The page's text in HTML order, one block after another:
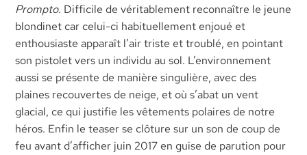
Prompto. Difficile de véritablement reconnaître le jeune
blondinet car celui-ci habituellement enjoué et
enthousiaste apparaît l’air triste et troublé, en pointant
son pistolet vers un individu au sol. L’environnement
aussi se présente de manière singulière, avec des
plaines recouvertes de neige, et où s’abat un vent
glacial, ce qui justifie les vêtements polaires de notre
héros. Enfin le teaser se clôture sur un son de coup de
feu avant d’afficher juin 2017 en guise de parution pour